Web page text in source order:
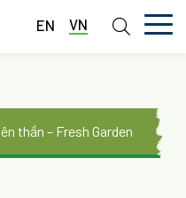
EN VN
thần – Fresh Garden